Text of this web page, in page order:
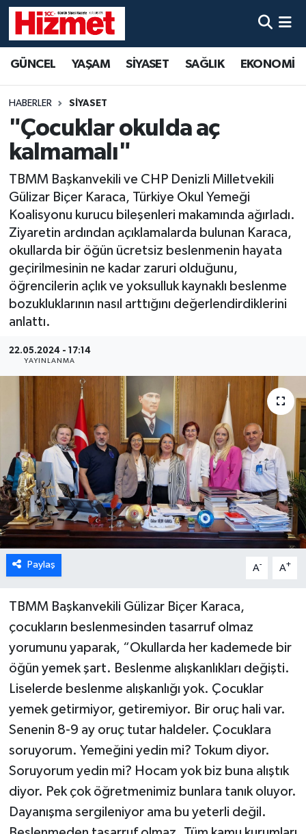
GÜNCEL YAŞAM SİYASET SAĞLIK EKONOMİ
HABERLER SİYASET
"Çocuklar okulda aç
kalmamalı"
TBMM Başkanvekili ve CHP Denizli Milletvekili
Gülizar Biçer Karaca, Türkiye Okul Yemeği
Koalisyonu kurucu bileşenleri makamında ağırladı.
Ziyaretin ardından açıklamalarda bulunan Karaca,
okullarda bir öğün ücretsiz beslenmenin hayata
geçirilmesinin ne kadar zaruri olduğunu,
öğrencilerin açlık ve yoksulluk kaynaklı beslenme
bozukluklarının nasıl arttığını değerlendirdiklerini
anlattı.
22.05.2024 - 17:14
YAYINLANMA
Paylaş A- A+
TBMM Başkanvekili Gülizar Biçer Karaca,
çocukların beslenmesinden tasarruf olmaz
yorumunu yaparak, “Okullarda her kademede bir
öğün yemek şart. Beslenme alışkanlıkları değişti.
Liselerde beslenme alışkanlığı yok. Çocuklar
yemek getirmiyor, getiremiyor. Bir oruç hali var.
Senenin 8-9 ay oruç tutar haldeler. Çocuklara
soruyorum. Yemeğini yedin mi? Tokum diyor.
Soruyorum yedin mi? Hocam yok biz buna alıştık
diyor. Pek çok öğretmenimiz bunlara tanık oluyor.
Dayanışma sergileniyor ama bu yeterli değil.
YAŞAM
SİYASET
SAĞLIK
EKONOMİ
KÜLTÜR SANAT
SPOR
MAGAZİN
DTO
RESMİ REKLAM
Denizli Hava Durumu
Denizli Trafik Yoğunluk Haritası
Süper Lig Puan Durumu ve Fikstür
Tüm Manşetler
Son Dakika Haberleri
Haber Arşivi